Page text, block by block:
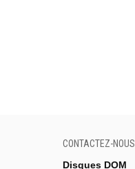
CONTACTEZ-NOUS
Disques DOM